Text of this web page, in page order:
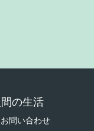
の生活
お問い合わせ